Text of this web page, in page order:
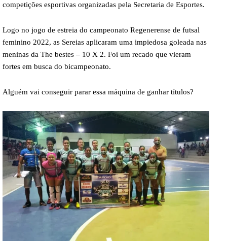
competições esportivas organizadas pela Secretaria de Esportes.
Logo no jogo de estreia do campeonato Regenerense de futsal
feminino 2022, as Sereias aplicaram uma impiedosa goleada nas
meninas da The bestes – 10 X 2. Foi um recado que vieram
fortes em busca do bicampeonato.
Alguém vai conseguir parar essa máquina de ganhar títulos?